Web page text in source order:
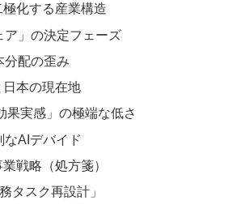
化する産業構造
」の決定フェーズ
分配の歪み
本の現在地
果実感」の極端な低さ
AIデバイド
戦略（処方箋）
タスク再設計」